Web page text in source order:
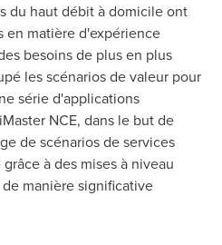
du haut débit à domicile ont
en matière d'expérience
besoins de plus en plus
les scénarios de valeur pour
série d'applications
NCE, dans le but de
de scénarios de services
à des mises à niveau
manière significative